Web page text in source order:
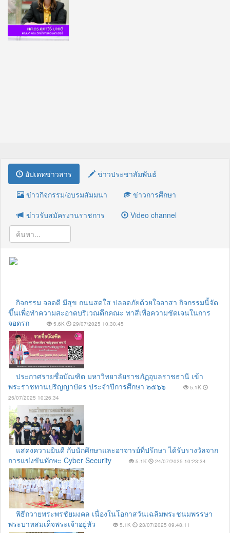
อัปเดทข่าวสาร
ข่าวประชาสัมพันธ์
ข่าวกิจกรรม/อบรมสัมมนา
ข่าวการศึกษา
ข่าวรับสมัครงานราชการ
Video channel
กิจกรรม จอดดี มีสุข ถนนสดใส ปลอดภัยด้วยใจอาสา กิจกรรมนี้จัด
ขึ้นเพื่อทำความสะอาดบริเวณตึกคณะ ทาสีเพื่อความชัดเจนในการ
จอดรถ
5.6K 29/07/2025 10:30:45
ประกาศรายชื่อบัณฑิต มหาวิทยาลัยราชภัฏอุบลราชธานี เข้า
พระราชทานปริญญาบัตร ประจำปีการศึกษา ๒๕๖๖
5.1K
25/07/2025 10:26:34
แสดงความยินดี กับนักศึกษาและอาจารย์ที่ปรึกษา ได้รับรางวัลจาก
การแข่งขันทักษะ Cyber Security
5.1K 24/07/2025 10:23:34
พิธีถวายพระพรชัยมงคล เนื่องในโอกาสวันเฉลิมพระชนมพรรษา
พระบาทสมเด็จพระเจ้าอยู่หัว
5.1K 23/07/2025 09:48:11